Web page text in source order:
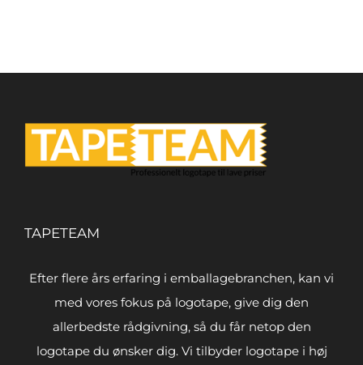
TAPETEAM
Efter flere års erfaring i emballagebranchen, kan vi
med vores fokus på logotape, give dig den
allerbedste rådgivning, så du får netop den
logotape du ønsker dig. Vi tilbyder logotape i høj